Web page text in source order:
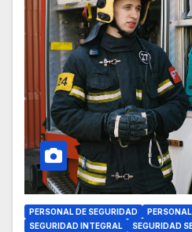
PERSONAL DE SEGURIDAD
SEGURIDAD INTEGRAL
SEGURIDAD